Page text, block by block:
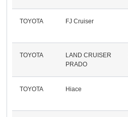
TOYOTA FJ Cruiser
TOYOTA
LAND CRUISER
PRADO
TOYOTA Hiace